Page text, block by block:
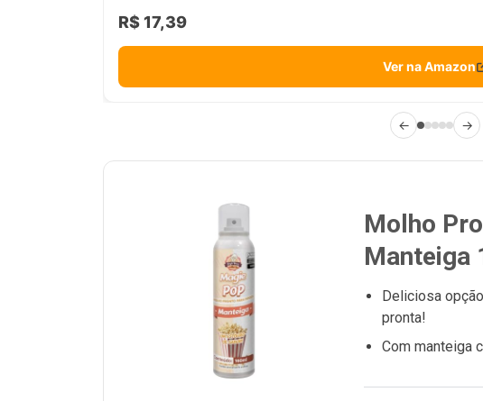
R$ 17,39
Ver na Amazon
← →
Molho
Manteiga
Deliciosa
pronta!
Com manteiga